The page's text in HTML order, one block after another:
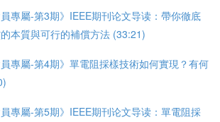
員專屬-第3期》IEEE期刊论文导读：帶你徹底
本質與可行的補償方法 (33:21)
員專屬-第4期》單電阻採樣技術如何實現？有何
員專屬-第5期》IEEE期刊论文导读：單電阻採